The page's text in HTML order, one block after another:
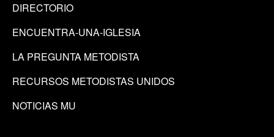
DIRECTORIO
ENCUENTRA-UNA-IGLESIA
LA PREGUNTA METODISTA
RECURSOS METODISTAS UNIDOS
NOTICIAS MU